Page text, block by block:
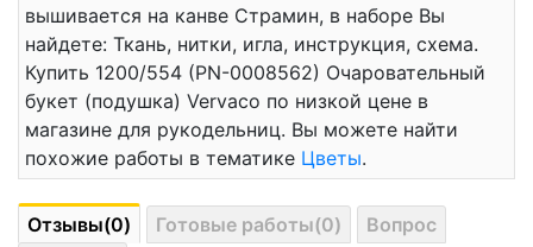
вышивается на канве Страмин, в наборе Вы
найдете: Ткань, нитки, игла, инструкция, схема.
Купить 1200/554 (PN-0008562) Очаровательный
букет (подушка) Vervaco по низкой цене в
магазине для рукодельниц. Вы можете найти
похожие работы в тематике Цветы.
Отзывы(0) Готовые работы(0)
Вопрос